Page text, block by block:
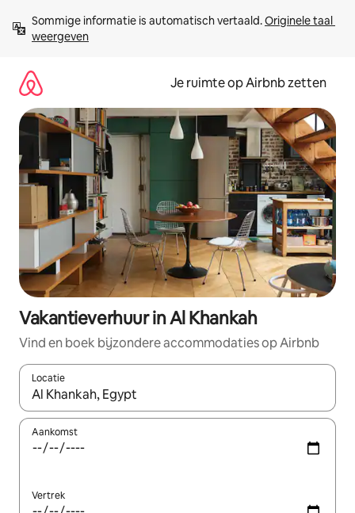
direct
naar
Sommige informatie is automatisch vertaald. Originele taal
weergeven
Je ruimte op Airbnb zetten
Vakantieverhuur in Al Khankah
Vind en boek bijzondere accommodaties op Airbnb
Locatie
Wanneer er suggesties beschikbaar zijn, maak je een keuze
Aankomst
Vertrek